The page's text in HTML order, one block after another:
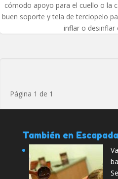
cómodo apoyo para el cuello o la
buen soporte y tela de terciopelo
inflar o desinflar
Página 1 de 1
También en